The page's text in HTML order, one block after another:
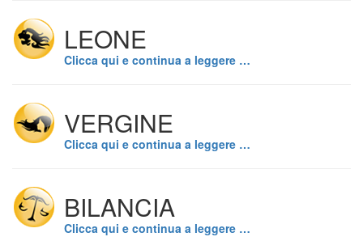
LEONE
Clicca qui e continua a leggere …
VERGINE
Clicca qui e continua a leggere …
BILANCIA
Clicca qui e continua a leggere …